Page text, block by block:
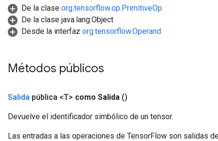
De la clase org.tensorflow.op.PrimitiveOp
De la clase java.lang.Object
Desde la interfaz org.tensorflow.Operand
Métodos públicos
Salida pública <T> como Salida ()
Devuelve el identificador simbólico de un tensor.
Las entradas a las operaciones de TensorFlow son salidas